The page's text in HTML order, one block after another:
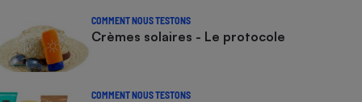
COMMENT NOUS TESTONS
Crèmes solaires - Le protocole
COMMENT NOUS TESTONS